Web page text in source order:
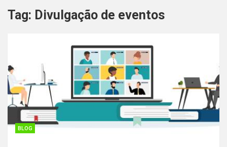
Tag: Divulgação de eventos
BLOG